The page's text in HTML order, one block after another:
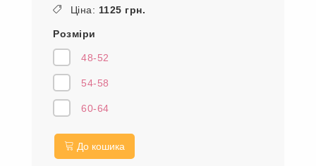
Ціна: 1125 грн.
Розміри
48-52
54-58
60-64
До кошика